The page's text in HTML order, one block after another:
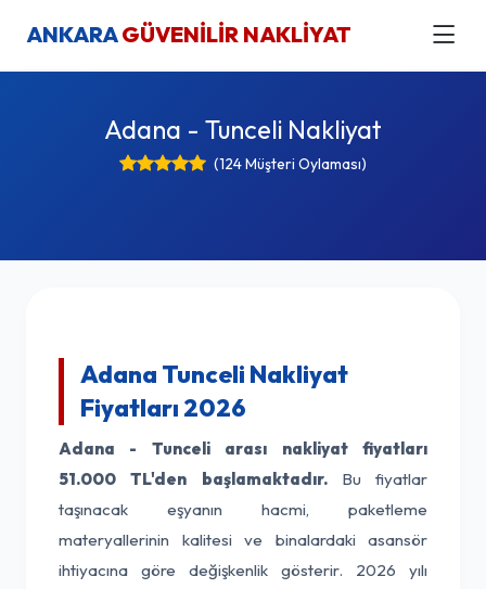
ANKARAGÜVENİLİR NAKLİYAT
Adana - Tunceli Nakliyat
(124 Müşteri Oylaması)
Adana Tunceli Nakliyat
Fiyatları 2026
Adana - Tunceli arası nakliyat fiyatları
51.000 TL'den başlamaktadır.Bu fiyatlar
taşınacak eşyanın hacmi, paketleme
materyallerinin kalitesi ve binalardaki asansör
ihtiyacına göre değişkenlik gösterir. 2026 yılı